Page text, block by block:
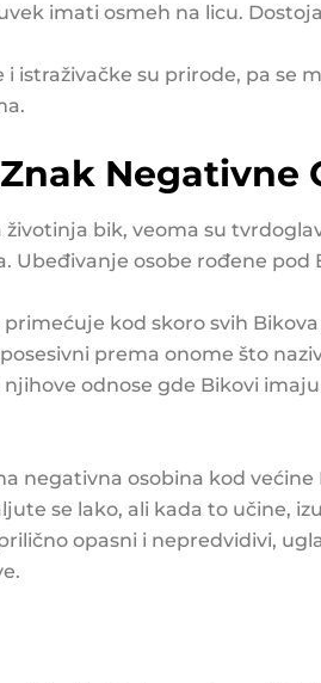
imati osmeh na licu.
istraživačke su prirode, pa se
Negativne
bik, veoma su
Ubeđivanje osobe rođene
kod skoro svih
prema onome što
njihove odnose gde Bikovi
negativna osobina kod
se lako, ali kada to učine,
opasni i nepredvidivi,